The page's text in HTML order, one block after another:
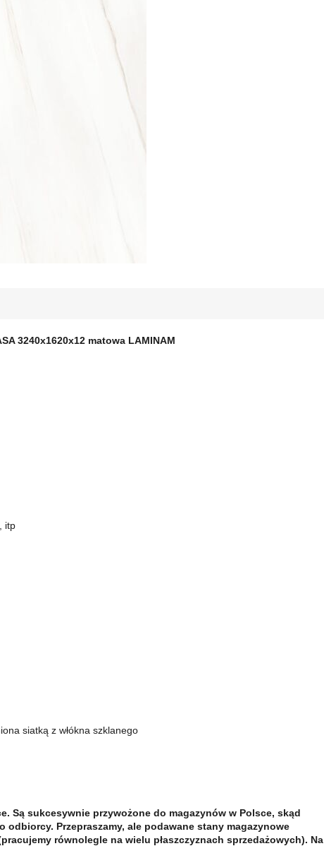
3240x1620x12 matowa LAMINAM
itp
siatką z włókna szklanego
Są sukcesywnie przywożone do magazynów w Polsce, skąd
Przepraszamy, ale podawane stany magazynowe
równolegle na wielu płaszczyznach sprzedażowych). Na